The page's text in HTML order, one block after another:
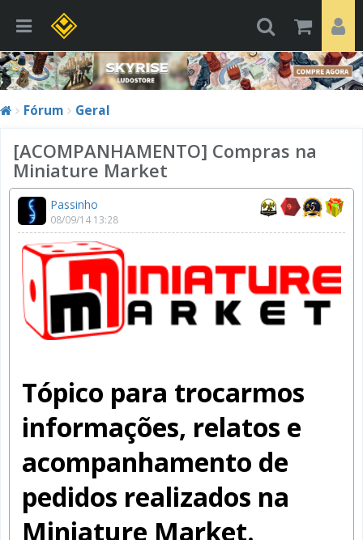
Fórum Geral
[ACOMPANHAMENTO] Compras na
Miniature Market
Passinho
08/09/14 13:28
Tópico para trocarmos
informações, relatos e
acompanhamento de
pedidos realizados na
Miniature Market.